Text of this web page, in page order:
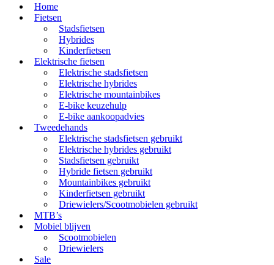
Home
Fietsen
Stadsfietsen
Hybrides
Kinderfietsen
Elektrische fietsen
Elektrische stadsfietsen
Elektrische hybrides
Elektrische mountainbikes
E-bike keuzehulp
E-bike aankoopadvies
Tweedehands
Elektrische stadsfietsen gebruikt
Elektrische hybrides gebruikt
Stadsfietsen gebruikt
Hybride fietsen gebruikt
Mountainbikes gebruikt
Kinderfietsen gebruikt
Driewielers/Scootmobielen gebruikt
MTB’s
Mobiel blijven
Scootmobielen
Driewielers
Sale